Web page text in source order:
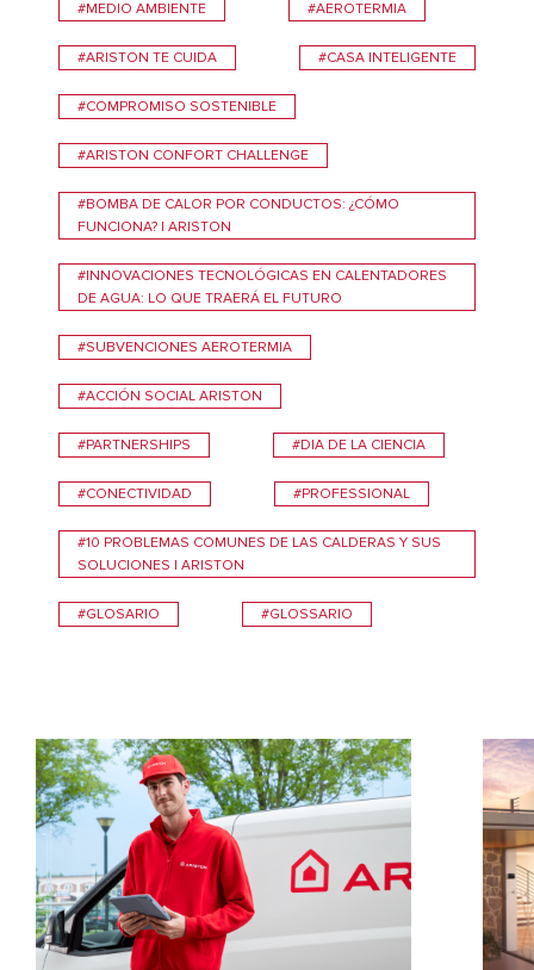
#MEDIO AMBIENTE #AEROTERMIA
#ARISTON TE CUIDA #CASA INTELIGENTE
#COMPROMISO SOSTENIBLE
#ARISTON CONFORT CHALLENGE
#BOMBA DE CALOR POR CONDUCTOS: ¿CÓMO
FUNCIONA? | ARISTON
#INNOVACIONES TECNOLÓGICAS EN CALENTADORES
DE AGUA: LO QUE TRAERÁ EL FUTURO
#SUBVENCIONES AEROTERMIA
#ACCIÓN SOCIAL ARISTON
#PARTNERSHIPS #DIA DE LA CIENCIA
#CONECTIVIDAD #PROFESSIONAL
#10 PROBLEMAS COMUNES DE LAS CALDERAS Y SUS
SOLUCIONES | ARISTON
#GLOSARIO #GLOSSARIO